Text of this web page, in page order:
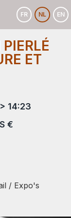
FR NL EN
ET
14:23
€
/ Expo's